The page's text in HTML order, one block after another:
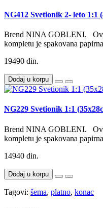
NG412 Svetionik 2- leto 1:1
Brend NINA GOBLENI.
kompletu je spakovana
19490 din.
Dodaj u korpu
NG229 Svetionik 1:1
Brend NINA GOBLENI.
kompletu je spakovana
14940 din.
Dodaj u korpu
Tagovi: šema, platno, konac